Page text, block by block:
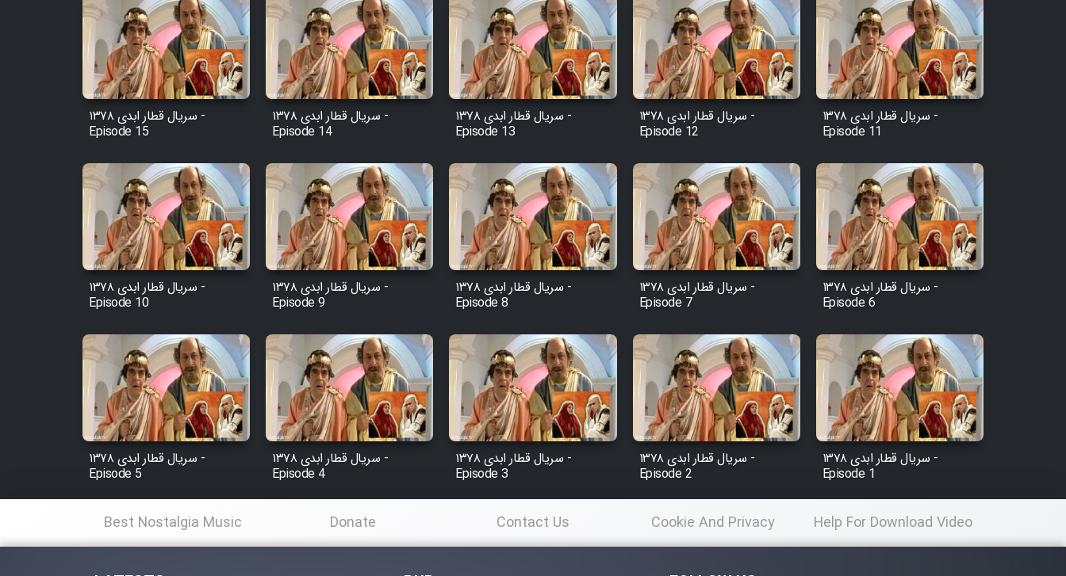
Serial Bazam Madresam Dir
Shod 1362
Serial Hojr ebn Oday 1381
Film Akharin Marhaleh
Film Atash Penhan
Animeishen Cinemaei Safar
Be Sarzamin Dur
Film Jangju Pirooz
Film Padzahr
Film Shab Rubah
Film Shah Khamush
Film Fil Dar Tariki
Film Farsh Bad
Film In Haft Nafar
سریال قطار ابدی ۱۳۷۸ -
Episode 15
سریال قطار ابدی ۱۳۷۸ -
Episode 14
سریال قطار ابدی ۱۳۷۸ -
Episode 13
سریال قطار ابدی ۱۳۷۸ -
Episode 12
سریال قطار ابدی ۱۳۷۸ -
Episode 11
سریال قطار ابدی ۱۳۷۸ -
Episode 10
سریال قطار ابدی ۱۳۷۸ -
Episode 9
سریال قطار ابدی ۱۳۷۸ -
Episode 8
سریال قطار ابدی ۱۳۷۸ -
Episode 7
سریال قطار ابدی ۱۳۷۸ -
Episode 6
سریال قطار ابدی ۱۳۷۸ -
Episode 5
سریال قطار ابدی ۱۳۷۸ -
Episode 4
سریال قطار ابدی ۱۳۷۸ -
Episode 3
سریال قطار ابدی ۱۳۷۸ -
Episode 2
سریال قطار ابدی ۱۳۷۸ -
Episode 1
Best Nostalgia Music Donate Contact Us Cookie And Privacy
Policy
Help For Download Video